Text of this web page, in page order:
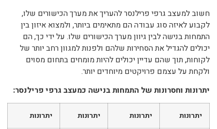
חשוב למעצב גרפי פרילנסר להעריך את מערך הכישורים שלו,
לקבוע לאיזה סוג עבודה הם מתאימים ביותר, ולמצוא איזון בין
התמחות בנישה לבין גיוון מערך הכישורים שלו. על ידי כך, הם
יכולים להגדיל את הסחירות שלהם ולפנות למגוון רחב יותר של
לקוחות, תוך שהם עדיין יכולים להיות מומחים בתחום מסוים
ולקחת על עצמם פרויקטים מיוחדים יותר.
יתרונות וחסרונות של התמחות בנישה כמעצב גרפי פרילנסר:
יתרונות יתרונות יתרונות יתרונות